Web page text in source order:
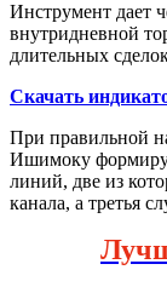
Инструмент дает
внутридневной
длительных
Скачать
При правильной
Ишимоку
линий, две из
канала, а третья